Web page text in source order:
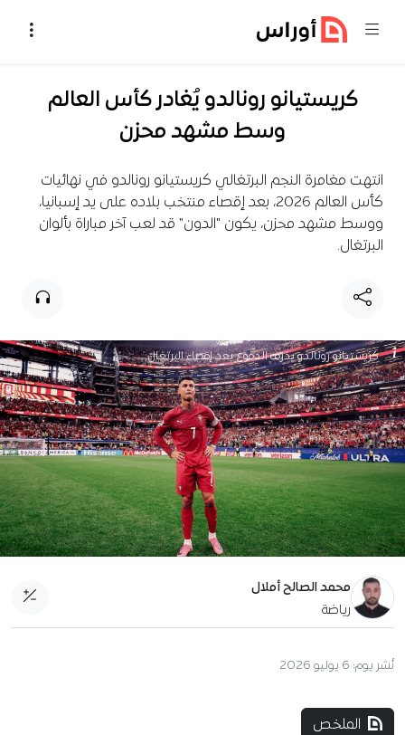
كريستيانو رونالدو يُغادر كأس العالم
وسط مشهد محزن
انتهت مغامرة النجم البرتغالي كريستيانو رونالدو في نهائيات
كأس العالم 2026، بعد إقصاء منتخب بلاده على يد إسبانيا،
ووسط مشهد محزن، يكون "الدون" قد لعب آخر مباراة بألوان
البرتغال.
كريستيانو رونالدو يذرف الدموع بعد إقصاء البرتغال
محمد الصالح أملال
رياضة
نُشر يوم: 6 يوليو 2026
الملخص